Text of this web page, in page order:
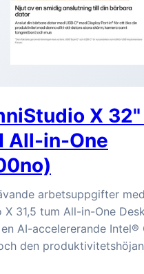
X
All-in-One
arbetsuppgifter
X 31,5 tum All-in-One
AI-accelererande
den